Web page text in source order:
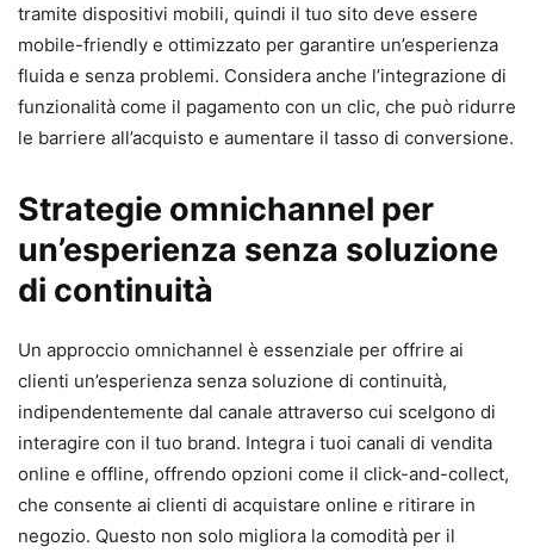
tramite dispositivi mobili, quindi il tuo sito deve essere
mobile-friendly e ottimizzato per garantire un’esperienza
fluida e senza problemi. Considera anche l’integrazione di
funzionalità come il pagamento con un clic, che può ridurre
le barriere all’acquisto e aumentare il tasso di conversione.
Strategie omnichannel per
un’esperienza senza soluzione
di continuità
Un approccio omnichannel è essenziale per offrire ai
clienti un’esperienza senza soluzione di continuità,
indipendentemente dal canale attraverso cui scelgono di
interagire con il tuo brand. Integra i tuoi canali di vendita
online e offline, offrendo opzioni come il click-and-collect,
che consente ai clienti di acquistare online e ritirare in
negozio. Questo non solo migliora la comodità per il